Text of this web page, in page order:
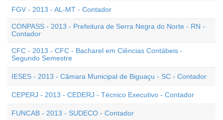
FGV - 2013 - AL-MT - Contador
CONPASS - 2013 - Prefeitura de Serra Negra do Norte - RN -
Contador
CFC - 2013 - CFC - Bacharel em Ciências Contábeis -
Segundo Semestre
IESES - 2013 - Câmara Municipal de Biguaçu - SC - Contador
CEPERJ - 2013 - CEDERJ - Técnico Executivo - Contador
FUNCAB - 2013 - SUDECO - Contador